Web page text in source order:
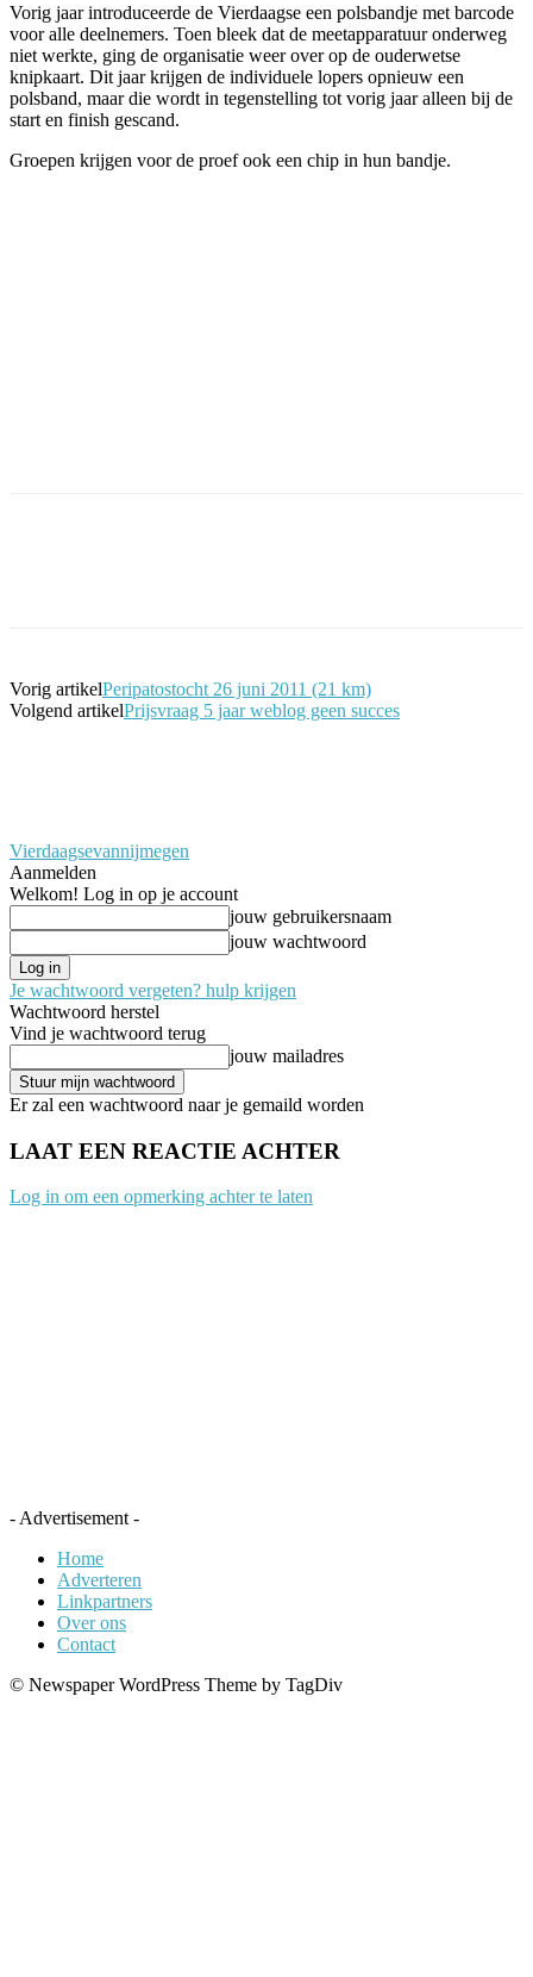
Vorig jaar introduceerde de Vierdaagse een polsbandje met barcode
voor alle deelnemers. Toen bleek dat de meetapparatuur onderweg
niet werkte, ging de organisatie weer over op de ouderwetse
knipkaart. Dit jaar krijgen de individuele lopers opnieuw een
polsband, maar die wordt in tegenstelling tot vorig jaar alleen bij de
start en finish gescand.
Groepen krijgen voor de proef ook een chip in hun bandje.
Vorig artikelPeripatostocht 26 juni 2011 (21 km)
Volgend artikelPrijsvraag 5 jaar weblog geen succes
Vierdaagsevannijmegen
Aanmelden
Welkom! Log in op je account
jouw gebruikersnaam
jouw wachtwoord
Je wachtwoord vergeten? hulp krijgen
Wachtwoord herstel
Vind je wachtwoord terug
jouw mailadres
Er zal een wachtwoord naar je gemaild worden
LAAT EEN REACTIE ACHTER
Log in om een opmerking achter te laten
- Advertisement -
Home
Adverteren
Linkpartners
Over ons
Contact
© Newspaper WordPress Theme by TagDiv